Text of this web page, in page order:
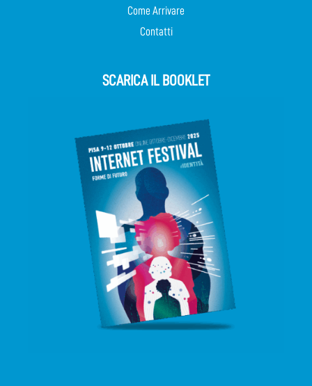
Come Arrivare
Contatti
SCARICA IL BOOKLET